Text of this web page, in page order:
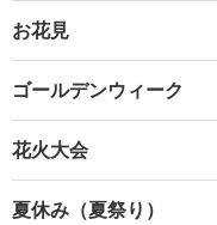
お花見
ゴールデンウィーク
花火大会
夏休み（夏祭り）